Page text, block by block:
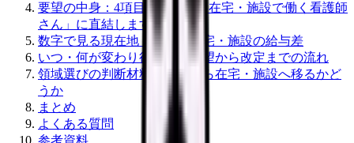
要望の中身：4項目すべてが「在宅・施設で働く看護師
さん」に直結します
数字で見る現在地：病院と在宅・施設の給与差
いつ・何が変わり得るか：要望から改定までの流れ
領域選びの判断材料：病棟から在宅・施設へ移るかど
うか
まとめ
よくある質問